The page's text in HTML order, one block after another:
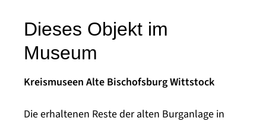
Dieses Objekt im
Museum
Kreismuseen Alte Bischofsburg Wittstock
Die erhaltenen Reste der alten Burganlage in